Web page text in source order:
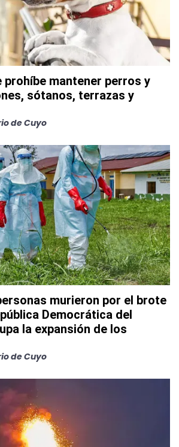
prohíbe mantener perros y
sótanos, terrazas y
de Cuyo
murieron por el brote
Democrática del
la expansión de los
de Cuyo